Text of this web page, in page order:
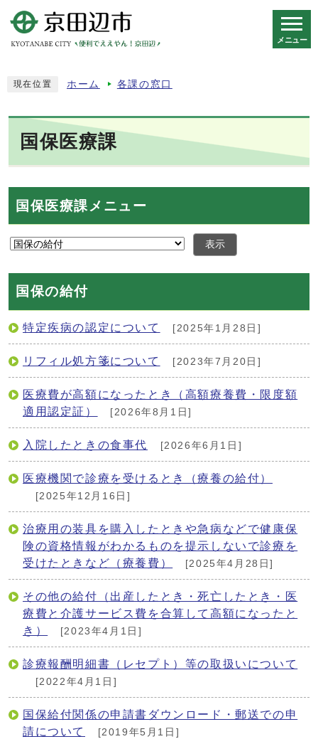
メニュー
現在位置 ホーム 各課の窓口
国保医療課
国保医療課メニュー
表示
国保の給付
特定疾病の認定について [2025年1月28日]
リフィル処方箋について [2023年7月20日]
医療費が高額になったとき（高額療養費・限度額
適用認定証）
[2026年8月1日]
入院したときの食事代 [2026年6月1日]
医療機関で診療を受けるとき（療養の給付）
[2025年12月16日]
治療用の装具を購入したときや急病などで健康保
険の資格情報がわかるものを提示しないで診療を
受けたときなど（療養費）
[2025年4月28日]
その他の給付（出産したとき・死亡したとき・医
療費と介護サービス費を合算して高額になったと
き）
[2023年4月1日]
診療報酬明細書（レセプト）等の取扱いについて
[2022年4月1日]
国保給付関係の申請書ダウンロード・郵送での申
請について
[2019年5月1日]